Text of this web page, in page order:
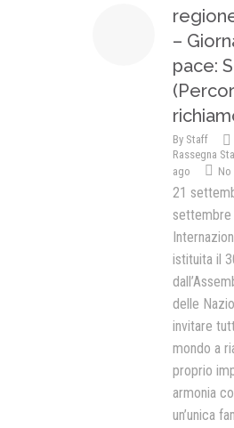
–
pace:
By Staff
Rassegna
ago
No
21
settembre
istituita il
delle
invitare
mondo a
proprio
armonia
un’unica